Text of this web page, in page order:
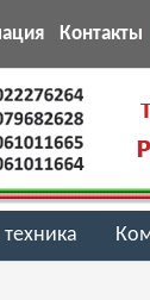
Контакты